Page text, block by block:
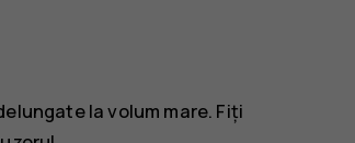
la volum mare. Fiți